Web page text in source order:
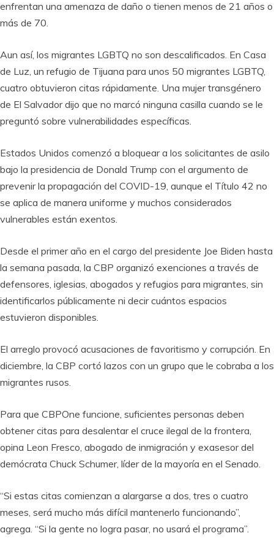
enfrentan una amenaza de daño o tienen menos de 21 años o
más de 70.
Aun así, los migrantes LGBTQ no son descalificados. En Casa
de Luz, un refugio de Tijuana para unos 50 migrantes LGBTQ,
cuatro obtuvieron citas rápidamente. Una mujer transgénero
de El Salvador dijo que no marcó ninguna casilla cuando se le
preguntó sobre vulnerabilidades específicas.
Estados Unidos comenzó a bloquear a los solicitantes de asilo
bajo la presidencia de Donald Trump con el argumento de
prevenir la propagación del COVID-19, aunque el Título 42 no
se aplica de manera uniforme y muchos considerados
vulnerables están exentos.
Desde el primer año en el cargo del presidente Joe Biden hasta
la semana pasada, la CBP organizó exenciones a través de
defensores, iglesias, abogados y refugios para migrantes, sin
identificarlos públicamente ni decir cuántos espacios
estuvieron disponibles.
El arreglo provocó acusaciones de favoritismo y corrupción. En
diciembre, la CBP cortó lazos con un grupo que le cobraba a los
migrantes rusos.
Para que CBPOne funcione, suficientes personas deben
obtener citas para desalentar el cruce ilegal de la frontera,
opina Leon Fresco, abogado de inmigración y exasesor del
demócrata Chuck Schumer, líder de la mayoría en el Senado.
“Si estas citas comienzan a alargarse a dos, tres o cuatro
meses, será mucho más difícil mantenerlo funcionando”,
agrega. “Si la gente no logra pasar, no usará el programa”.